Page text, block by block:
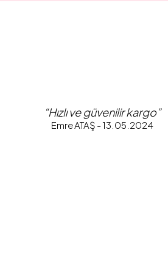
“Hızlı ve güvenilir kargo”
Emre ATAŞ - 13.05.2024